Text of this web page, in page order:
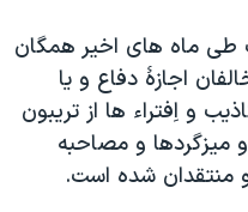
ماه های اخير همگان
اجازۀ دفاع و يا
و اِفتراء ها از تريبون
ميزگردها و مصاحبه
منتقدان شده است.